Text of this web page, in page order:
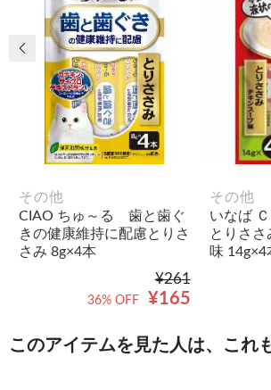
その他
CIAO ちゅ～る 歯と歯ぐ
きの健康維持に配慮とりさ
さみ 8g×4本
¥261
¥165
36% OFF
その他
いなば
とりささ
味 14g×4
前の画像
このアイテムを見た人は、これ